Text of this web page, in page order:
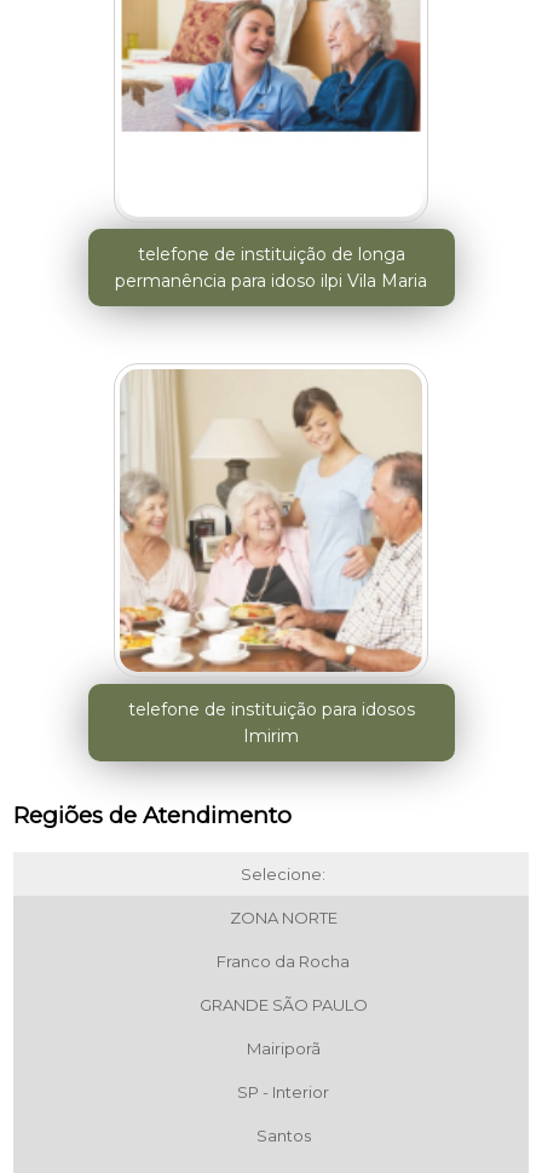
telefone de instituição de longa
permanência para idoso ilpi Vila Maria
telefone de instituição para idosos
Imirim
Regiões de Atendimento
Selecione:
ZONA NORTE
Franco da Rocha
GRANDE SÃO PAULO
Mairiporã
SP - Interior
Santos